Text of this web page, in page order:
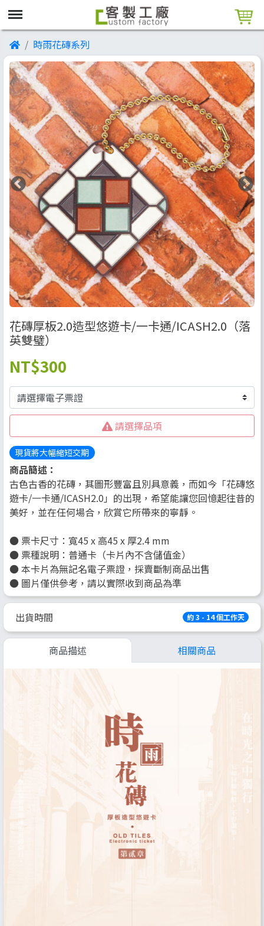
時雨花磚系列
花磚厚板2.0造型悠遊卡/一卡通/ICASH2.0（落
英雙璧）
NT$300
請選擇品項
現貨將大幅縮短交期
商品簡述：
古色古香的花磚，其圖形豐富且別具意義，而如今「花磚悠
遊卡/一卡通/ICASH2.0」的出現，希望能讓您回憶起往昔的
美好，並在任何場合，欣賞它所帶來的寧靜。
● 票卡尺寸：寬45 x 高45 x 厚2.4 mm
● 票種說明：普通卡（卡片內不含儲值金）
● 本卡片為無記名電子票證，採賣斷制商品出售
● 圖片僅供參考，請以實際收到商品為準
出貨時間 約 3 - 14 個工作天
商品描述 相關商品